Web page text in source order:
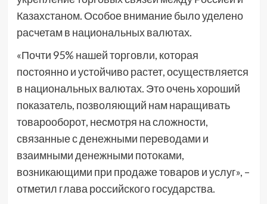
Казахстаном. Особое внимание было уделено
расчетам в национальных валютах.
«Почти 95% нашей торговли, которая
постоянно и устойчиво растет, осуществляется
в национальных валютах. Это очень хороший
показатель, позволяющий нам наращивать
товарооборот, несмотря на сложности,
связанные с денежными переводами и
взаимными денежными потоками,
возникающими при продаже товаров и услуг», –
отметил глава российского государства.